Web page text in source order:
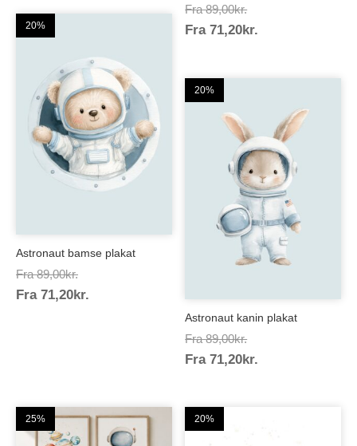
Fra 89,00kr.Prisinterval:
89,00kr.
Fra 71,20kr.
20%
Astronaut bamse plakat
Fra 89,00kr.Prisinterval:
89,00kr.
Fra 71,20kr.
20%
Astronaut kanin plakat
Fra 89,00kr.Prisinterval:
89,00kr.
Fra 71,20kr.
25% 20%